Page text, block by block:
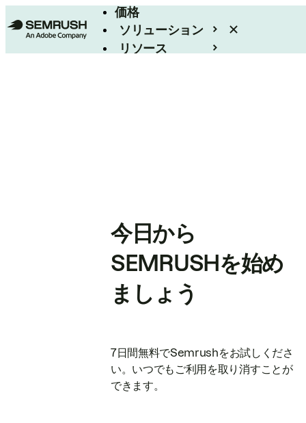
価格
ソリューション
リソース
今日から
SEMRUSHを始め
ましょう
7日間無料でSemrushをお試しくださ
い。いつでもご利用を取り消すことが
できます。